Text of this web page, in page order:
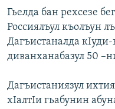
Гьелда бан рехсезе
Россиялъул къолъун
Дагъистаналда
диванханабазул 50
Дагъистаниязул
хIалтIи гьабунин